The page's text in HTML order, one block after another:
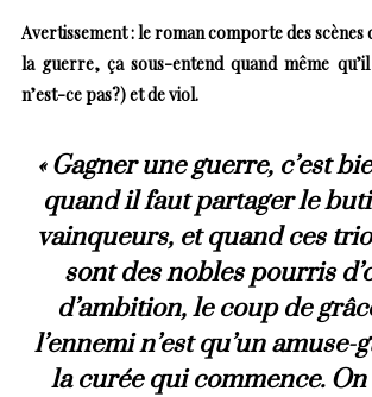
Avertissement : le roman comporte des scènes
la guerre, ça sous-entend quand même
n’est-ce pas?) et de viol.
« Gagner une guerre, c’est
quand il faut partager le
vainqueurs, et quand ces
sont des nobles pourris
d’ambition, le coup de
l’ennemi n’est qu’un amuse-
la curée qui commence.